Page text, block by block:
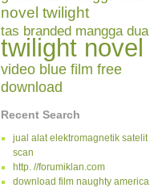
novel twilight
tas branded mangga dua
twilight novel
video blue film free
download
Recent Search
jual alat elektromagnetik satelit
scan
http. //forumiklan.com
download film naughty america